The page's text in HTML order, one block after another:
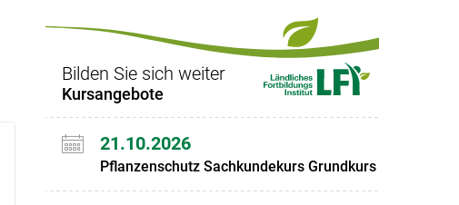
Bilden Sie sich weiter
Kursangebote
21.10.2026
Pflanzenschutz Sachkundekurs Grundkurs